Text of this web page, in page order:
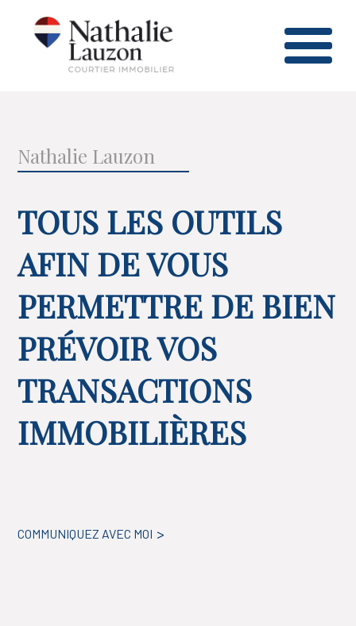
Nathalie Lauzon
TOUS LES OUTILS
AFIN DE VOUS
PERMETTRE DE BIEN
PRÉVOIR VOS
TRANSACTIONS
IMMOBILIÈRES
COMMUNIQUEZ AVEC MOI